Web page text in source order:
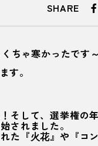
SHARE
ちゃ寒かったです
す。
そして、選挙権の
されました。
た『火花』や『コ